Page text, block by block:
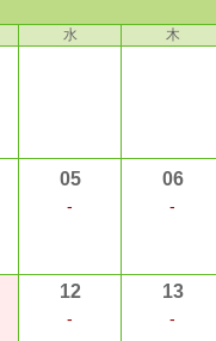
水 木
05
-
06
-
12
-
13
-